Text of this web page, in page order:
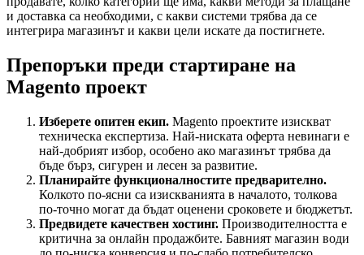
и доставка са необходими, с какви системи трябва да се
интегрира магазинът и какви цели искате да постигнете.
Препоръки преди стартиране на
Magento проект
Изберете опитен екип. Magento проектите изискват
техническа експертиза. Най-ниската оферта невинаги е
най-добрият избор, особено ако магазинът трябва да
бъде бърз, сигурен и лесен за развитие.
Планирайте функционалностите предварително.
Колкото по-ясни са изискванията в началото, толкова
по-точно могат да бъдат оценени сроковете и бюджетът.
Предвидете качествен хостинг. Производителността е
критична за онлайн продажбите. Бавният магазин води